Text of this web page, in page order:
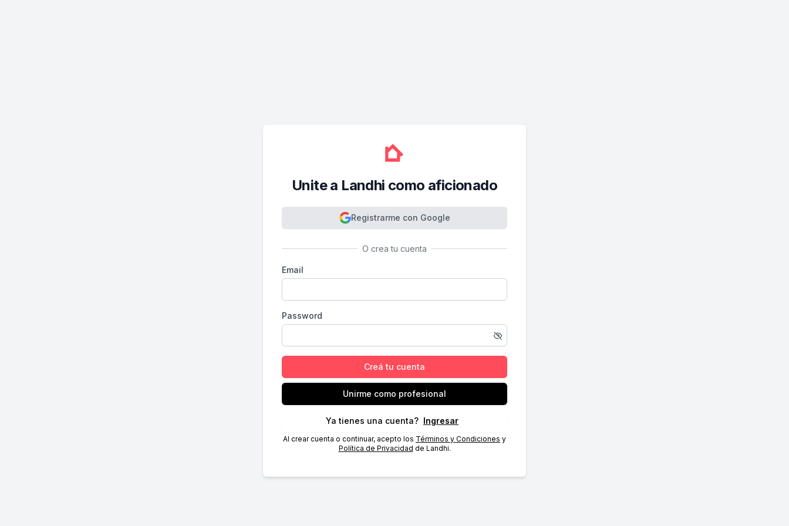
Unite a Landhi como aficionado
Registrarme con Google
O crea tu cuenta
Email
Password
Creá tu cuenta
Unirme como profesional
Ya tienes una cuenta? Ingresar
Al crear cuenta o continuar, acepto los Términos y Condiciones y
Política de Privacidad de Landhi.